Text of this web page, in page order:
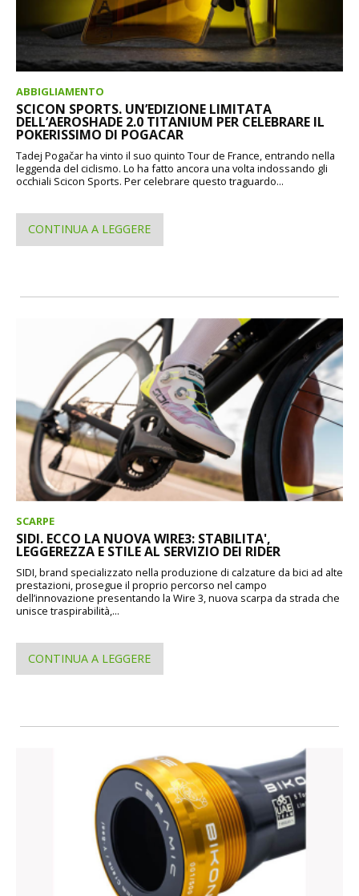
ABBIGLIAMENTO
SCICON SPORTS. UN’EDIZIONE LIMITATA
DELL’AEROSHADE 2.0 TITANIUM PER CELEBRARE IL
POKERISSIMO DI POGACAR
Tadej Pogačar ha vinto il suo quinto Tour de France, entrando nella
leggenda del ciclismo. Lo ha fatto ancora una volta indossando gli
occhiali Scicon Sports. Per celebrare questo traguardo...
CONTINUA A LEGGERE
SCARPE
SIDI. ECCO LA NUOVA WIRE3: STABILITA',
LEGGEREZZA E STILE AL SERVIZIO DEI RIDER
SIDI, brand specializzato nella produzione di calzature da bici ad alte
prestazioni, prosegue il proprio percorso nel campo
dell’innovazione presentando la Wire 3, nuova scarpa da strada che
unisce traspirabilità,...
CONTINUA A LEGGERE